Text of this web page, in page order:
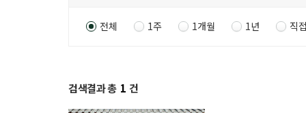
전체 1주 1개월 1년 직
검색결과 총 1 건